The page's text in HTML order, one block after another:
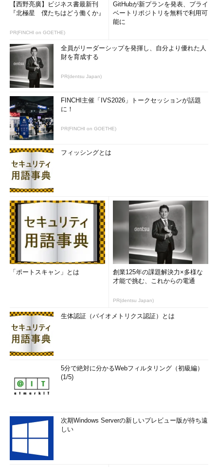
【西野亮廣】ビジネス書最新刊
『北極星 僕たちはどう働くか』
PR(FINCHI on GOETHE)
GitHubが新プランを発表、プライ
ベートリポジトリを無料で利用可
能に
全員がリーダーシップを発揮し、自分より優れた人
財を育成する
PR(dentsu Japan)
FINCHI主催「IVS2026」トークセッションが話題
に！
PR(FINCHI on GOETHE)
フィッシングとは
「ポートスキャン」とは
創業125年の課題解決力×多様な
才能で挑む、これからの電通
PR(dentsu Japan)
生体認証（バイオメトリクス認証）とは
5分で絶対に分かるWebフィルタリング（初級編）
(1/5)
次期Windows Serverの新しいプレビュー版が待ち遠
しい